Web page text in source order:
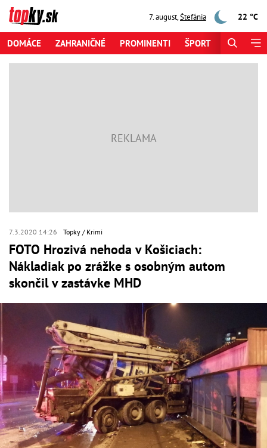
7. august,Štefánia 22 °C
DOMÁCE ZAHRANIČNÉ PROMINENTI ŠPORT
7.3.2020 14:26 Topky Krimi
FOTO Hrozivá nehoda v Košiciach:
Nákladiak po zrážke s osobným autom
skončil v zastávke MHD